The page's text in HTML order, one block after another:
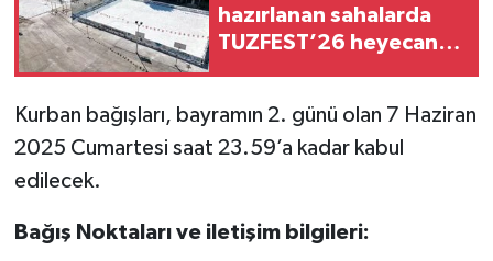
hazırlanan sahalarda
TUZFEST’26 heyecanı
Kurban bağışları, bayramın 2. günü olan 7 Haziran
2025 Cumartesi saat 23.59’a kadar kabul
edilecek.
Bağış Noktaları ve iletişim bilgileri: